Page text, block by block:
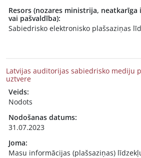
Resors (nozares ministrija, neatkarīga
vai pašvaldība):
Sabiedrisko elektronisko plašsaziņas
Latvijas auditorijas sabiedrisko mediju
uztvere
Veids:
Nodots
Nodošanas datums:
31.07.2023
Joma:
Masu informācijas (plašsaziņas)